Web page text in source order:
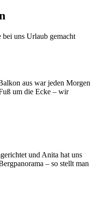
uns Urlaub gemacht
aus war jeden Morgen
um die Ecke – wir
und Anita hat uns
– so stellt man